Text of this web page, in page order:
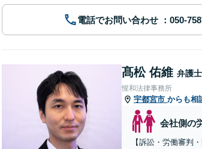
電話でお問い合わせ
髙松 佑維 弁護士
惺和法律事務所
宇都宮市 からも相
会社側の
【訴訟・労働審判